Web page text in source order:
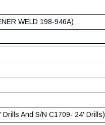
WELD 198-946А)
And S/N C1709- 24' Drills)